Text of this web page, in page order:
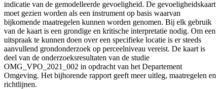
indicatie van de gemodelleerde gevoeligheid. De gevoeligheidskaart
moet gezien worden als een instrument op basis waarvan
bijkomende maatregelen kunnen worden genomen. Bij elk gebruik
van de kaart is een grondige en kritische interpretatie nodig. Om een
uitspraak te kunnen doen over een specifieke locatie is er steeds
aanvullend grondonderzoek op perceelniveau vereist. De kaart is
deel van de onderzoeksresultaten van de studie
OMG_VPO_2021_002 in opdracht van het Departement
Omgeving. Het bijhorende rapport geeft meer uitleg, maatregelen en
richtlijnen.